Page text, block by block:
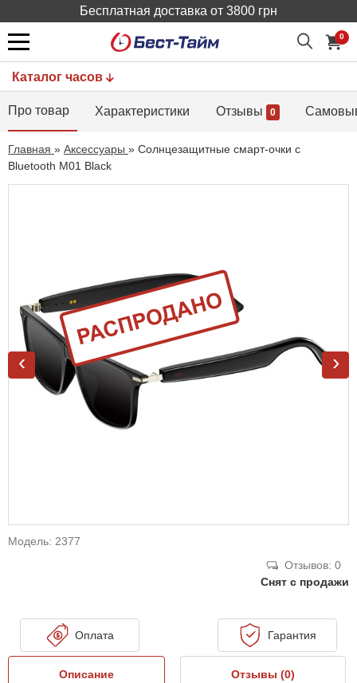
Бесплатная доставка от 3800 грн
0
Каталог часов
Про товар Характеристики Отзывы 0
Главная » Аксессуары » Солнцезащитные смарт-очки с
Bluetooth M01 Black
‹ ›
Модель: 2377
Отзывов: 0
Снят с продажи
Оплата Гарантия
Описание Отзывы (0)